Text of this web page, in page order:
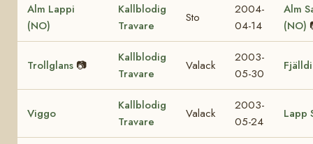
Alm Lappi
(NO)
Kallblodig
Travare
Sto
2004-
04-14
Alm
(NO)
Trollglans 📷
Kallblodig
Travare
Valack
2003-
05-30
Viggo
Kallblodig
Travare
Valack
2003-
05-24
Lapp